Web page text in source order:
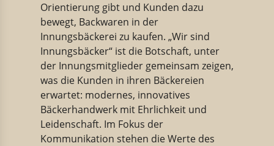
Orientierung gibt und Kunden dazu
bewegt, Backwaren in der
Innungsbäckerei zu kaufen. „Wir sind
Innungsbäcker“ ist die Botschaft, unter
der Innungsmitglieder gemeinsam zeigen,
was die Kunden in ihren Bäckereien
erwartet: modernes, innovatives
Bäckerhandwerk mit Ehrlichkeit und
Leidenschaft. Im Fokus der
Kommunikation stehen die Werte des